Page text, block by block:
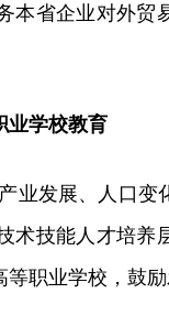
本省企业对外贸
业学校教育
业发展、人口变
术技能人才培养
职业学校，鼓励